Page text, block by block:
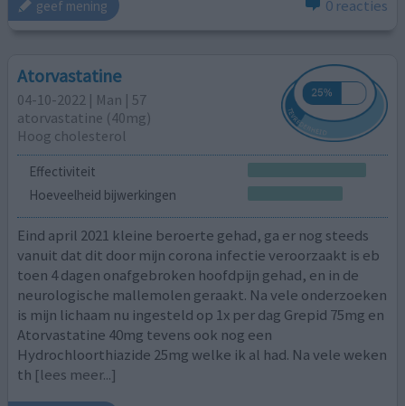
geef mening 0 reacties
Atorvastatine
04-10-2022 | Man | 57
atorvastatine (40mg)
Hoog cholesterol
Effectiviteit
Hoeveelheid bijwerkingen
Eind april 2021 kleine beroerte gehad, ga er nog steeds
vanuit dat dit door mijn corona infectie veroorzaakt is eb
toen 4 dagen onafgebroken hoofdpijn gehad, en in de
neurologische mallemolen geraakt. Na vele onderzoeken
is mijn lichaam nu ingesteld op 1x per dag Grepid 75mg en
Atorvastatine 40mg tevens ook nog een
Hydrochloorthiazide 25mg welke ik al had. Na vele weken
th [lees meer...]